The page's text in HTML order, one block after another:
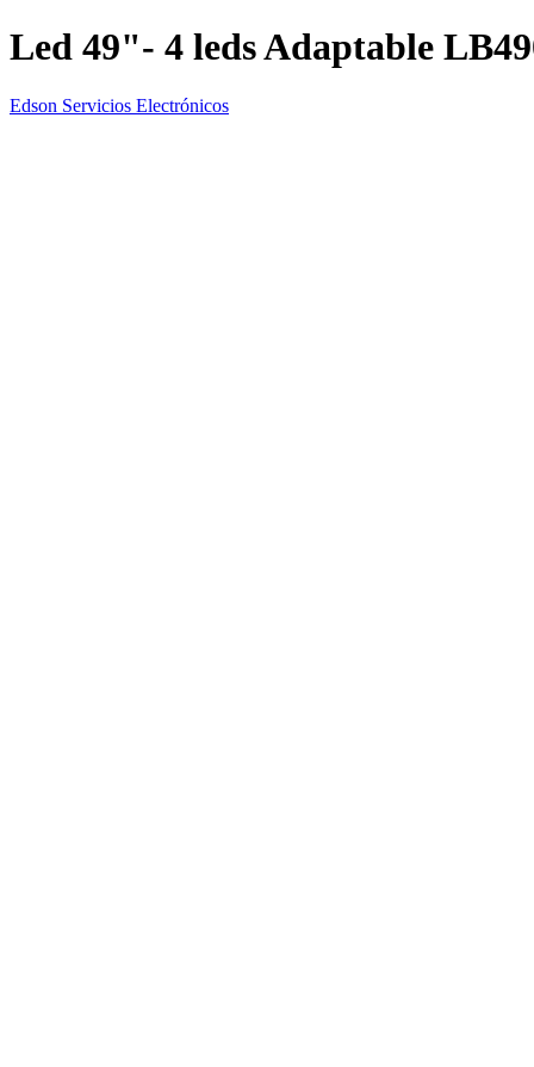
Led 49"- 4 leds Adaptable
Edson Servicios Electrónicos